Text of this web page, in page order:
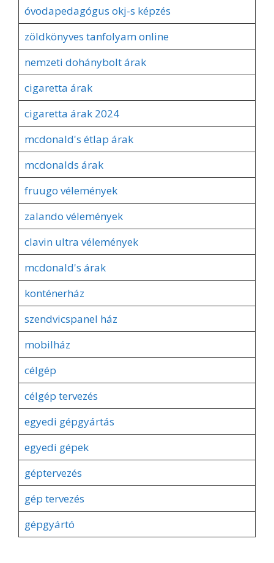
óvodapedagógus okj-s képzés
zöldkönyves tanfolyam online
nemzeti dohánybolt árak
cigaretta árak
cigaretta árak 2024
mcdonald's étlap árak
mcdonalds árak
fruugo vélemények
zalando vélemények
clavin ultra vélemények
mcdonald's árak
konténerház
szendvicspanel ház
mobilház
célgép
célgép tervezés
egyedi gépgyártás
egyedi gépek
géptervezés
gép tervezés
gépgyártó